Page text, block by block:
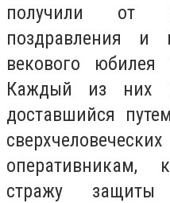
получили от
поздравления и
векового юбилея
Каждый из них
доставшийся
оперативникам,
стражу